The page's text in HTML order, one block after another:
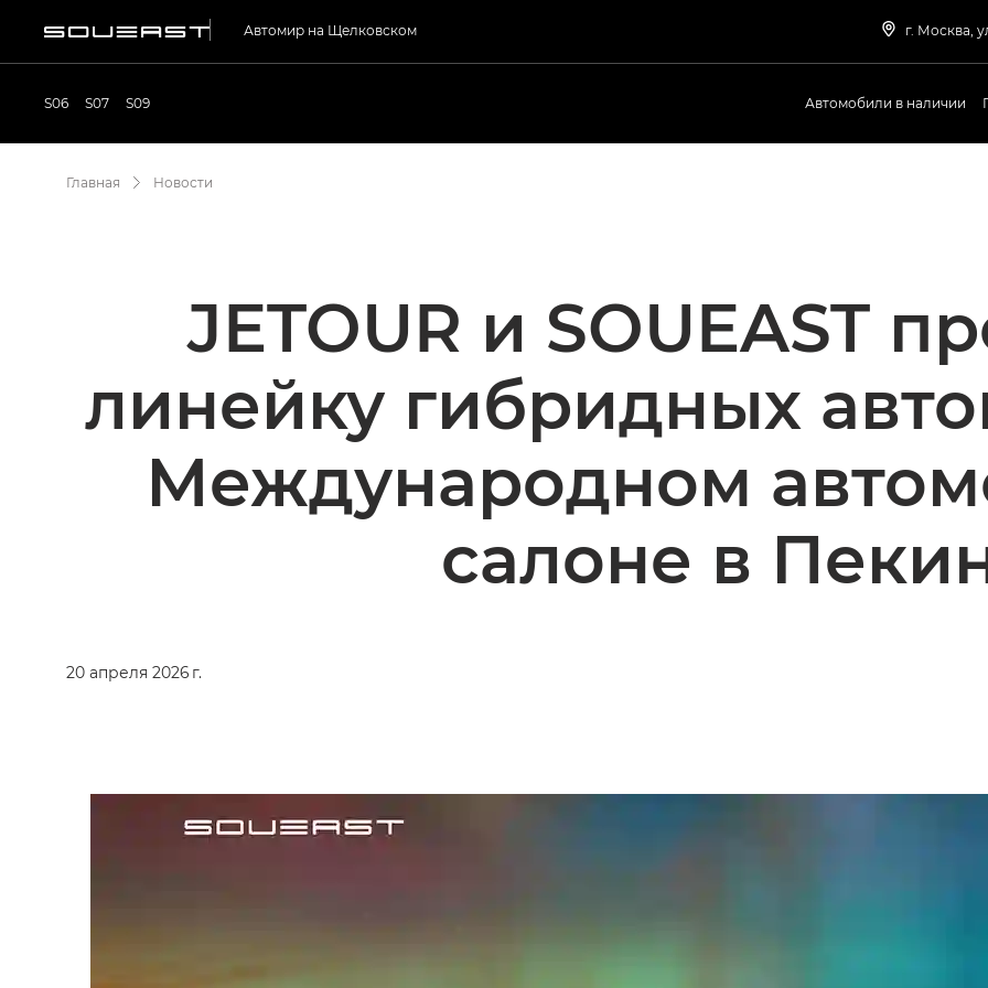
Автомир на Щелковском г. Москва,
S06 S07 S09 Автомобили в наличии
Главная Новости
JETOUR и SOUEAST
линейку гибридных
Международном
салоне в
20 апреля 2026 г.